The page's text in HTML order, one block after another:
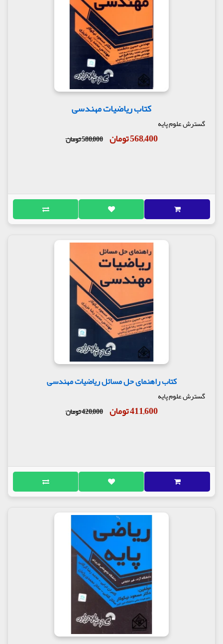
کتاب ریاضیات مهندسی
گسترش علوم پایه
568,400 تومان 580,000 تومان
کتاب راهنمای حل مسائل ریاضیات مهندسی
گسترش علوم پایه
411,600 تومان 420,000 تومان